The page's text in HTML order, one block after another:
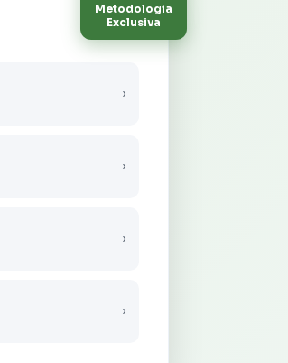
Metodologia
Exclusiva
›
›
›
›